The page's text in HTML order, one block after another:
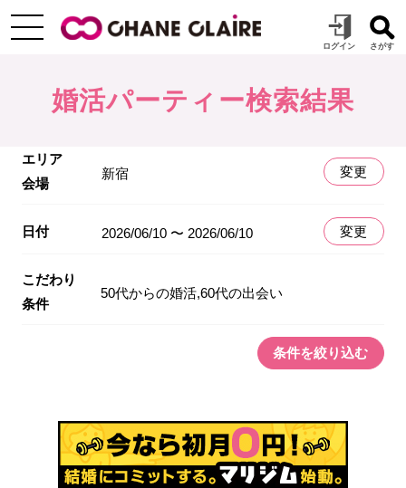
婚活パーティー検索結果
エリア
会場
新宿 変更
日付 2026/06/10 〜 2026/06/10 変更
こだわり
条件
50代からの婚活,60代の出会い
条件を絞り込む